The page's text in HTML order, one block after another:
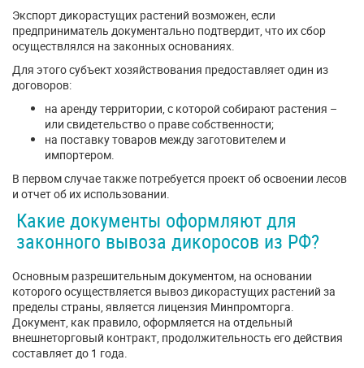
Экспорт дикорастущих растений возможен, если
предприниматель документально подтвердит, что их сбор
осуществлялся на законных основаниях.
Для этого субъект хозяйствования предоставляет один из
договоров:
на аренду территории, с которой собирают растения –
или свидетельство о праве собственности;
на поставку товаров между заготовителем и
импортером.
В первом случае также потребуется проект об освоении лесов
и отчет об их использовании.
Какие документы оформляют для
законного вывоза дикоросов из РФ?
Основным разрешительным документом, на основании
которого осуществляется вывоз дикорастущих растений за
пределы страны, является лицензия Минпромторга.
Документ, как правило, оформляется на отдельный
внешнеторговый контракт, продолжительность его действия
составляет до 1 года.